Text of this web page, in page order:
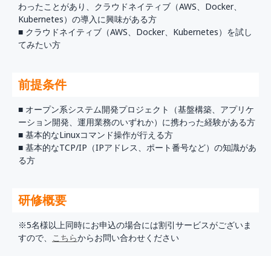
わったことがあり、クラウドネイティブ（AWS、Docker、
Kubernetes）の導入に興味がある方
■ クラウドネイティブ（AWS、Docker、Kubernetes）を試し
てみたい方
前提条件
■ オープン系システム開発プロジェクト（基盤構築、アプリケ
ーション開発、運用業務のいずれか）に携わった経験がある方
■ 基本的なLinuxコマンド操作が行える方
■ 基本的なTCP/IP（IPアドレス、ポート番号など）の知識があ
る方
研修概要
※5名様以上同時にお申込の場合には割引サービスがございま
すので、 こちらからお問い合わせください